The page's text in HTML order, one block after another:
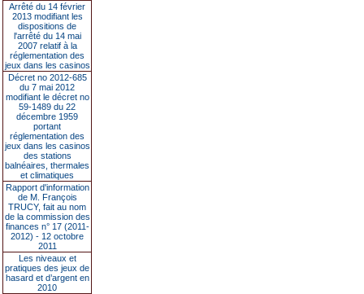
Arrêté du 14 février
2013 modifiant les
dispositions de
l'arrêté du 14 mai
2007 relatif à la
réglementation des
jeux dans les casinos
Décret no 2012-685
du 7 mai 2012
modifiant le décret no
59-1489 du 22
décembre 1959
portant
réglementation des
jeux dans les casinos
des stations
balnéaires, thermales
et climatiques
Rapport d'information
de M. François
TRUCY, fait au nom
de la commission des
finances n° 17 (2011-
2012) - 12 octobre
2011
Les niveaux et
pratiques des jeux de
hasard et d’argent en
2010